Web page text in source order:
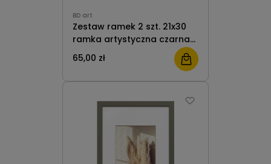
BD art
Zestaw ramek 2 szt. 21x30
ramka artystyczna czarna
otwierana na rysunki
obrazki i zdjęcia dla Dzieci
65,00 zł